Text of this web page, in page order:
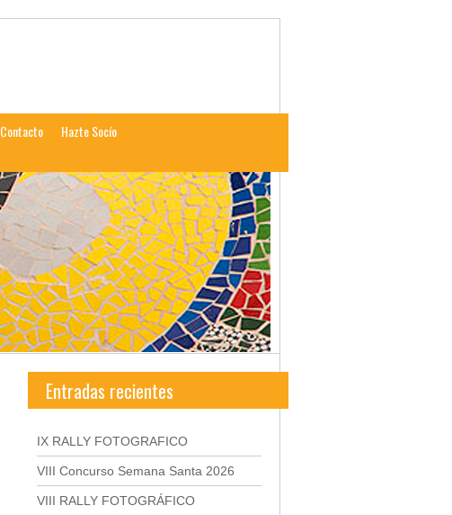
Contacto
Hazte Socío
Entradas recientes
IX RALLY FOTOGRAFICO
VIII Concurso Semana Santa 2026
VIII RALLY FOTOGRÁFICO